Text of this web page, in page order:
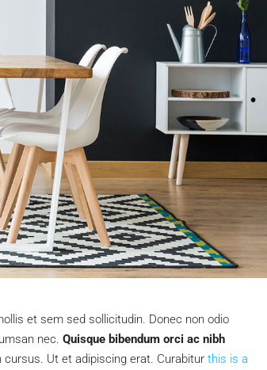
et sem sed sollicitudin. Donec non odio
nec. Quisque bibendum orci ac nibh
Ut et adipiscing erat. Curabitur this is a